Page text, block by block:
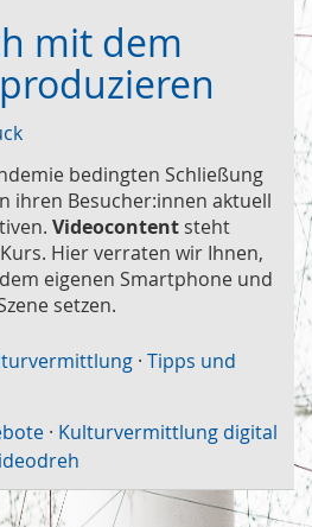
mit dem
bedingten Schließung
ihren Besucher:innen aktuell
Videocontent steht
Hier verraten wir Ihnen,
eigenen Smartphone und
setzen.
· Tipps und
· Kulturvermittlung digital